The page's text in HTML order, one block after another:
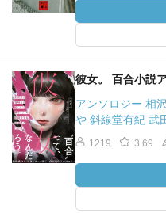
彼女。 百合小説
アンソロジー 相
や 斜線堂有紀 武
1219 3.69